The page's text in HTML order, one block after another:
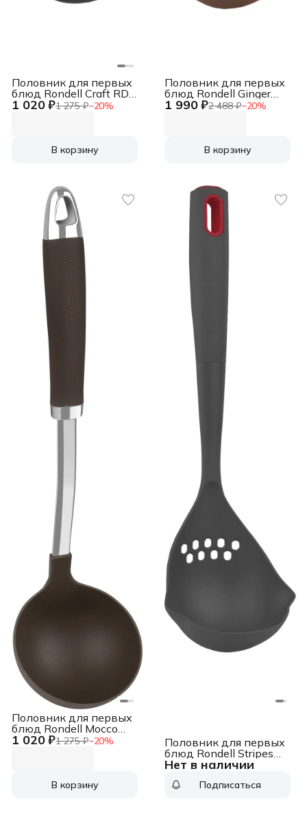
1 020 ₽1 275 ₽−20%
Половник для первых
блюд Rondell Craft RD-
1872 черный/красный
В корзину
1 990 ₽2 488 ₽−20%
Половник для первых
блюд Rondell Ginger
Chocolate RD-1535
В корзину
1 020 ₽1 275 ₽−20%
Половник для первых
блюд Rondell Mocco
RD-1379 коричневый/
В корзину
Нет в наличии
Половник для первых
блюд Rondell Stripes
RD-1625 серый/
упак.:картонная
Подписаться